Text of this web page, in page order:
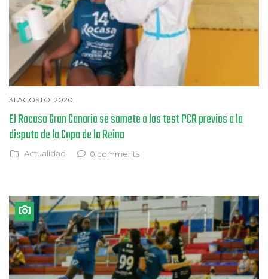
31 AGOSTO, 2020
El Rocasa Gran Canaria se somete a los test PCR previos a la
disputa de la Copa de la Reina
Actualidad 0 comments